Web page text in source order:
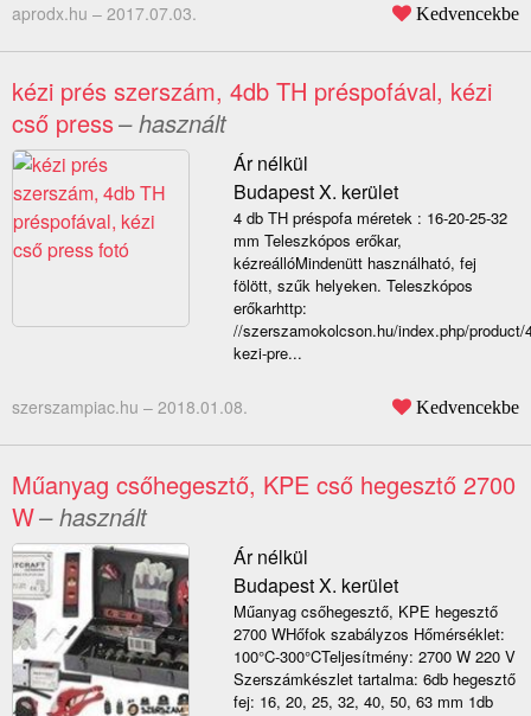
aprodx.hu – 2017.07.03. Kedvencekbe
kézi prés szerszám, 4db TH préspofával, kézi
cső press– használt
Ár nélkül
Budapest X. kerület
4 db TH préspofa méretek : 16-20-25-32
mm Teleszkópos erőkar,
kézreállóMindenütt használható, fej
fölött, szűk helyeken. Teleszkópos
erőkarhttp:
//szerszamokolcson.hu/index.php/product/
kezi-pre...
szerszampiac.hu – 2018.01.08. Kedvencekbe
Műanyag csőhegesztő, KPE cső hegesztő 2700
W– használt
Ár nélkül
Budapest X. kerület
Műanyag csőhegesztő, KPE hegesztő
2700 WHőfok szabályzos Hőmérséklet:
100°C-300°CTeljesítmény: 2700 W 220 V
Szerszámkészlet tartalma: 6db hegesztő
fej: 16, 20, 25, 32, 40, 50, 63 mm 1db